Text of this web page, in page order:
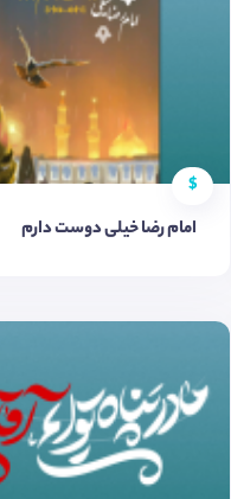
$
امام رضا خیلی دوست دارم